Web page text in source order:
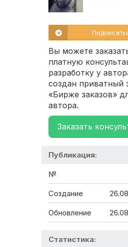
Вы можете
платную
разработку у
создан приватный
«Бирже заказов»
автора.
Заказать
Публикация:
№
Создание
Обновление
Статистика: